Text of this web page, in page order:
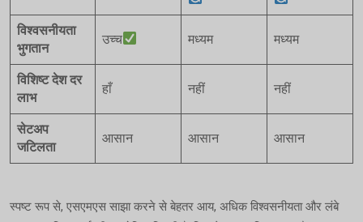
विश्वसनीयता
भुगतान
उच्च मध्यम मध्यम
विशिष्ट देश दर
लाभ
हाँ नहीं नहीं
सेटअप
जटिलता
आसान आसान आसान
स्पष्ट रूप से, एसएमएस साझा करने से बेहतर आय, अधिक विश्वसनीयता और लंबे